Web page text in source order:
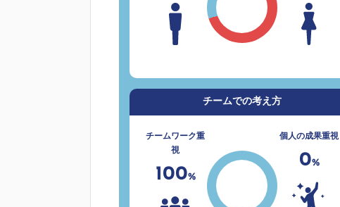
チームでの考え方
チームワーク重
視
100%
個人の成果重視
0%